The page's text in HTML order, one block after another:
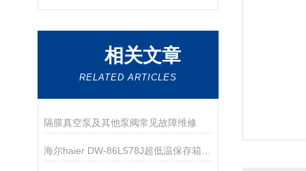
相关文章
RELATED ARTICLES
隔膜真空泵及其他泵阀常见故障维修